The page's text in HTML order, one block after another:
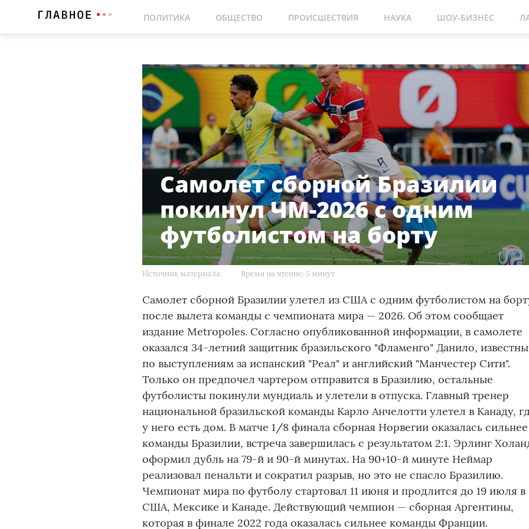
ПОЛИТИКА ОБЩЕСТВО ПРОИСШЕСТВИЯ НАУКА ШОУ-БИЗНЕС
Самолет сборной Бразилии
покинул ЧМ-2026 с одним
футболистом на борту
Источник материала: Время на чтение: 5 минут
Самолет сборной Бразилии улетел из США с одним футболистом на
после вылета команды с чемпионата мира — 2026. Об этом сообщает
издание Metropoles. Согласно опубликованной информации, в самолете
оказался 34-летний защитник бразильского "Фламенго" Данило,
по выступлениям за испанский "Реал" и английский "Манчестер Сити".
Только он предпочел чартером отправится в Бразилию, остальные
футболисты покинули мундиаль и улетели в отпуска. Главный тренер
национальной бразильской команды Карло Анчелотти улетел в Канаду,
у него есть дом. В матче 1/8 финала сборная Норвегии оказалась сильнее
команды Бразилии, встреча завершилась с результатом 2:1. Эрлинг
оформил дубль на 79-й и 90-й минутах. На 90+10-й минуте Неймар
реализовал пенальти и сократил разрыв, но это не спасло Бразилию.
Чемпионат мира по футболу стартовал 11 июня и продлится до 19 июля в
США, Мексике и Канаде. Действующий чемпион — сборная Аргентины,
которая в финале 2022 года оказалась сильнее команды Франции.